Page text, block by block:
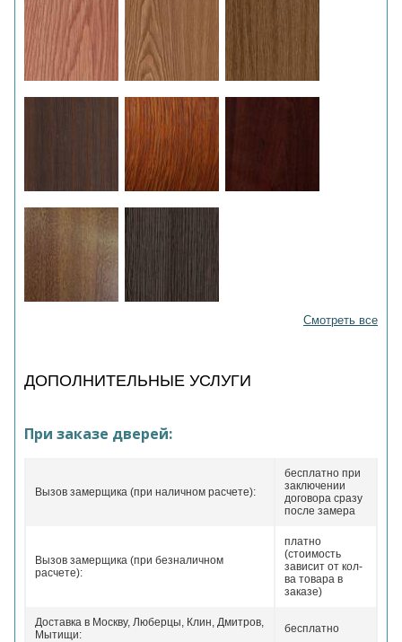
Смотреть все
ДОПОЛНИТЕЛЬНЫЕ УСЛУГИ
При заказе дверей:
Вызов замерщика (при наличном расчете):
бесплатно при
заключении
договора сразу
после замера
Вызов замерщика (при безналичном
расчете):
платно
(стоимость
зависит от кол-
ва товара в
заказе)
Доставка в Москву, Люберцы, Клин, Дмитров,
Мытищи:
бесплатно